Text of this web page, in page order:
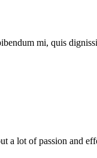
mi, quis
a lot of passion and